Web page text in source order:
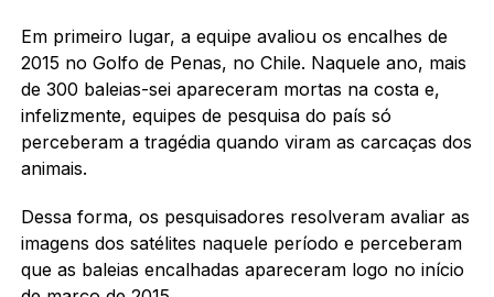
Em primeiro lugar, a equipe avaliou os encalhes de
2015 no Golfo de Penas, no Chile. Naquele ano, mais
de 300 baleias-sei apareceram mortas na costa e,
infelizmente, equipes de pesquisa do país só
perceberam a tragédia quando viram as carcaças dos
animais.
Dessa forma, os pesquisadores resolveram avaliar as
imagens dos satélites naquele período e perceberam
que as baleias encalhadas apareceram logo no início